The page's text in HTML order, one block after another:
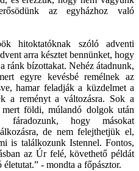
az egyházhoz való
hitoktatóknak szóló adventi
arra késztet bennünket, hogy
ránk bízottakat. Nehéz átadnunk,
egyre kevésbé remélnek az
hamar feladják a küzdelmet a
a reményt a változásra. Sok a
mert földi, múlandó dolgok után
fáradozunk, hogy másokat
de nem felejthetjük el,
is találkozunk Istennel. Fontos,
az Úr felé, követhető példát
- mondta a főpásztor.